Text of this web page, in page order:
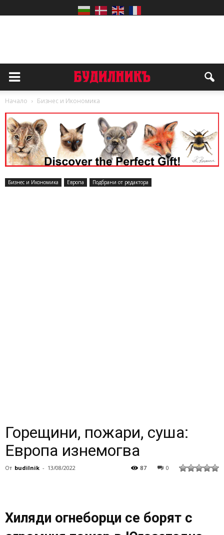
Начало Бизнес и Икономика
Бизнес и Икономика Европа Подбрани от редактора
Горещини, пожари, суша:
Европа изнемогва
От budilnik - 13/08/2022 0
87
Хиляди огнеборци се борят с